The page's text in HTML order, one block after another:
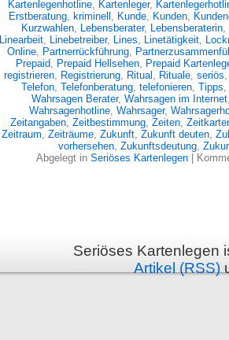
Kartenlegenhotline, Kartenleger,
Erstberatung, kriminell , Kunde, Kunden,
Kurzwahlen, Lebensberater, Lebensberaterin,
Linearbeit, Linebetreiber, Lines, Linetätigkeit,
Online, Partnerrückführung,
Prepaid, Prepaid Hellsehen, Prepaid
registrieren, Registrierung, Ritual , Rituale, seriös
Telefon, Telefonberatung, telefonieren, Tipps,
Wahrsagen Berater, Wahrsagen im Internet
Wahrsagenhotline, Wahrsager,
Zeitangaben, Zeitbestimmung, Zeiten,
Zeitraum, Zeiträume, Zukunft, Zukunft deuten,
vorhersehen, Zukunftsdeutung,
Abgelegt in Seriöses Kartenlegen|
Seriöses Kartenlegen
Artikel (RSS)